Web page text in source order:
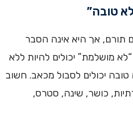
טובה”
תורם, אך היא אינה הסבר
מושלמת” יכולים להיות ללא
טובה יכולים לסבול מכאב. חשוב
כושר, שינה, סטרס,